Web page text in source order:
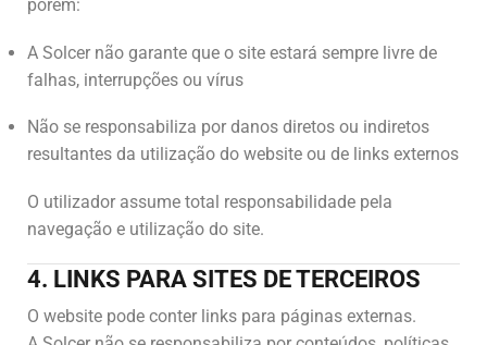
porém:
A Solcer não garante que o site estará sempre livre de
falhas, interrupções ou vírus
Não se responsabiliza por danos diretos ou indiretos
resultantes da utilização do website ou de links externos
O utilizador assume total responsabilidade pela
navegação e utilização do site.
4. LINKS PARA SITES DE TERCEIROS
O website pode conter links para páginas externas.